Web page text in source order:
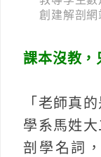
創建解剖
課本沒教，
「老師真
學系馬姓
剖學名詞